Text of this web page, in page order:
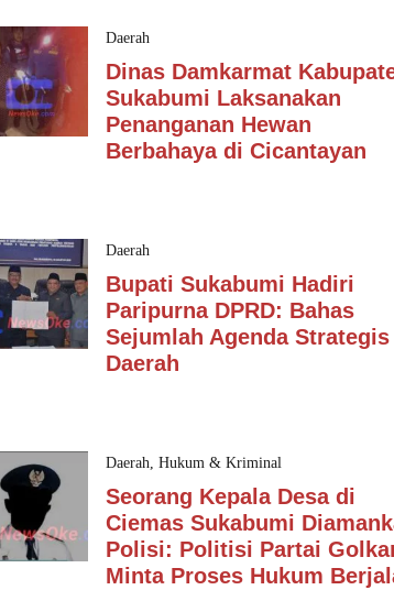
Daerah
Dinas Damkarmat
Sukabumi Laksanakan
Penanganan Hewan
Berbahaya di Cicantayan
Daerah
Bupati Sukabumi Hadiri
Paripurna DPRD: Bahas
Sejumlah Agenda Strategis
Daerah
Daerah, Hukum & Kriminal
Seorang Kepala Desa di
Ciemas Sukabumi
Polisi: Politisi Partai
Minta Proses Hukum